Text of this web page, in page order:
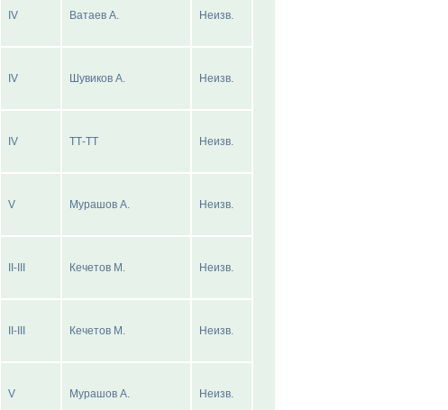
IV Ватаев А. Неизв.
IV Шувиков А. Неизв.
IV ТТ-ТТ Неизв.
V Мурашов А. Неизв.
II-III Кечетов М. Неизв.
II-III Кечетов М. Неизв.
V Мурашов А. Неизв.